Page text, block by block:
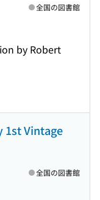
by Robert
全国の図書館
1st Vintage
全国の図書館